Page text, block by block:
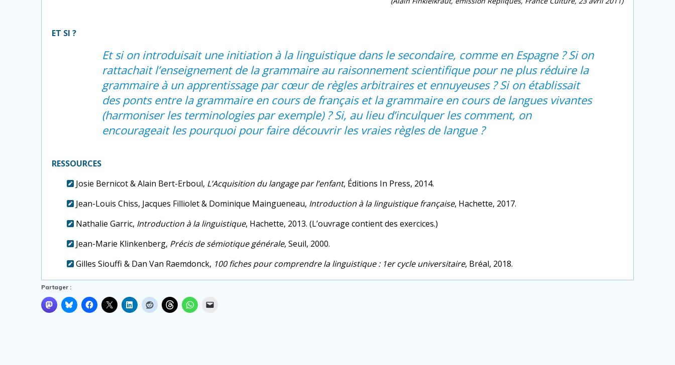
ET SI ?
Et si on introduisait une initiation à la linguistique dans le secondaire, comme en Espagne ? Si on
rattachait l’enseignement de la grammaire au raisonnement scientifique pour ne plus réduire la
grammaire à un apprentissage par cœur de règles arbitraires et ennuyeuses ? Si on établissait
des ponts entre la grammaire en cours de français et la grammaire en cours de langues vivantes
(harmoniser les terminologies par exemple) ? Si, au lieu d’inculquer les comment, on
encourageait les pourquoi pour faire découvrir les vraies règles de langue ?
RESSOURCES
Josie Bernicot & Alain Bert-Erboul, L’Acquisition du langage par l’enfant, Éditions In Press, 2014.
Jean-Louis Chiss, Jacques Filliolet & Dominique Maingueneau, Introduction à la linguistique française, Hachette, 2017.
Nathalie Garric, Introduction à la linguistique, Hachette, 2013. (L’ouvrage contient des exercices.)
Jean-Marie Klinkenberg, Précis de sémiotique générale, Seuil, 2000.
Gilles Siouffi & Dan Van Raemdonck, 100 fiches pour comprendre la linguistique : 1er cycle universitaire, Bréal, 2018.
Partager :